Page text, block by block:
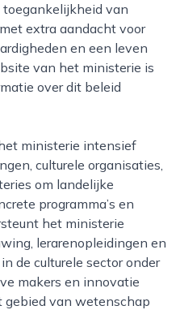
van
extra aandacht voor
en een leven
van het ministerie is
over dit beleid
culturele organisaties,
om landelijke
programma’s en
het ministerie
lerarenopleidingen en
de culturele sector onder
makers en innovatie
gebied van wetenschap